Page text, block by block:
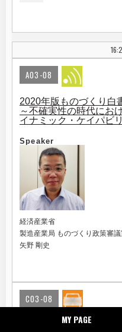
MY PAGE
A03-08
2020年版ものづくり白
～不確実性の時代にお
イナミック・ケイパビ
Speaker
経済産業省
製造産業局 ものづくり政策審
矢野 剛史
C03-08
withコロナ時代に加速